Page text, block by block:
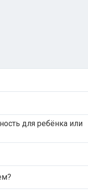
для ребёнка или